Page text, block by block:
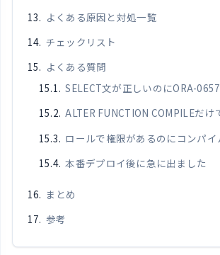
よくある原因と対処一覧
チェックリスト
よくある質問
SELECT文が正しいのにORA-
ALTER FUNCTION COMPILEだけ
ロールで権限があるのにコンパイ
本番デプロイ後に急に出ました
まとめ
参考